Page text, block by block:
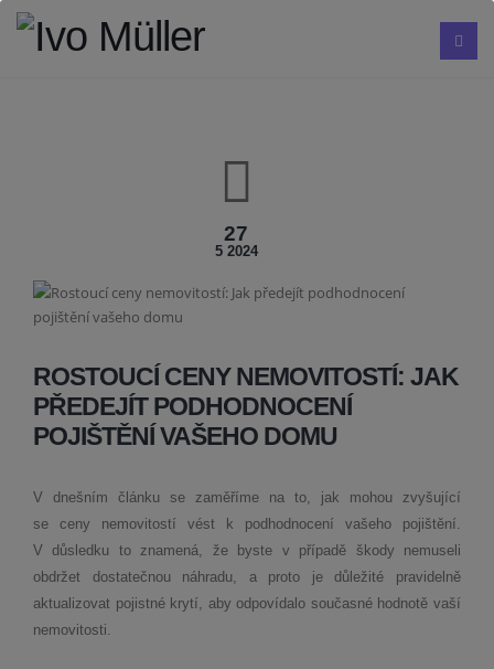
27
5 2024
ROSTOUCÍ CENY NEMOVITOSTÍ: JAK
PŘEDEJÍT PODHODNOCENÍ
POJIŠTĚNÍ VAŠEHO DOMU
V dnešním článku se zaměříme na to, jak mohou zvyšující
se ceny nemovitostí vést k podhodnocení vašeho pojištění.
V důsledku to znamená, že byste v případě škody nemuseli
obdržet dostatečnou náhradu, a proto je důležité pravidelně
aktualizovat pojistné krytí, aby odpovídalo současné hodnotě vaší
nemovitosti.